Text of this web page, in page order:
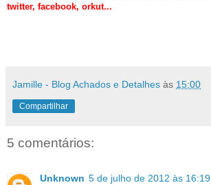
twitter, facebook, orkut...
Jamille - Blog Achados e Detalhes às 15:00
Compartilhar
5 comentários:
Unknown 5 de julho de 2012 às 16:19